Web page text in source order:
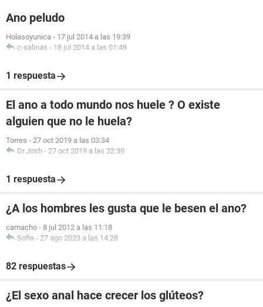
Ano peludo
Holasoyunica - 17 jul 2014 a las 19:39
c-salinas - 18 jul 2014 a las 01:49
1 respuesta
El ano a todo mundo nos huele ? O existe
alguien que no le huela?
Torres - 27 oct 2019 a las 03:34
Dr.Josh - 27 oct 2019 a las 22:39
1 respuesta
¿A los hombres les gusta que le besen el ano?
camacho - 8 jul 2012 a las 11:18
Sofia - 27 ago 2023 a las 14:28
82 respuestas
¿El sexo anal hace crecer los glúteos?